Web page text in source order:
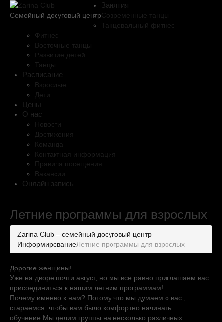
Семейный досуговый центр
Занятия
Современные танцы
Танцевальный фитнес
Фитнес
Восточные танцы
Развитие детей
Танцы
Расписание
Взрослые
Дети
Цены
О нас
Новости
Достижения
Команда
Контактная информация
Правила посещения
Вакансии
Онлайн запись
Летние программы для взрослых
Zarina Club – семейный досуговый центр
ИнформированиеЛетние программы для взрослых
Дорогие женщины!
Уже на дворе почти август, но мы все равно приглашаем вас
присоединиться к нашим летним программам!
Почему именно к нам? Потому что мы думаем о вас ,
стараемся. чтобы вам было комфортно начинать
обучение.Мы делим группы на несколько различных